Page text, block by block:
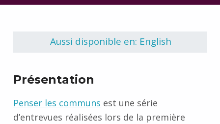
Aussi disponible en: English
Présentation
Penser les communs est une série
d’entrevues réalisées lors de la première